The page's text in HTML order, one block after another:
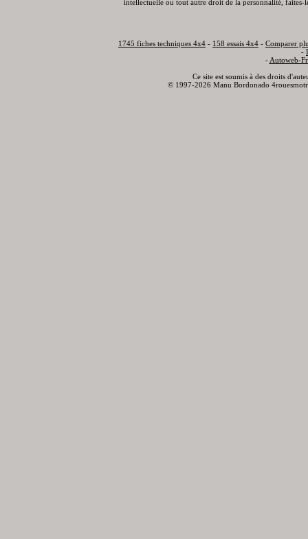
intellectuelle ou tout autre droit de la personnalité,
1745 fiches techniques 4x4 - 158 essais 4x4 - Comparer
-
- Autoweb-
Ce site est soumis à des droits
© 1997-2026 Manu Bordonado